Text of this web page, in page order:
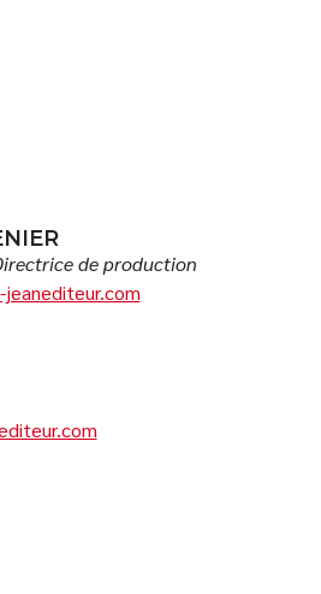
de production
jeanediteur.com